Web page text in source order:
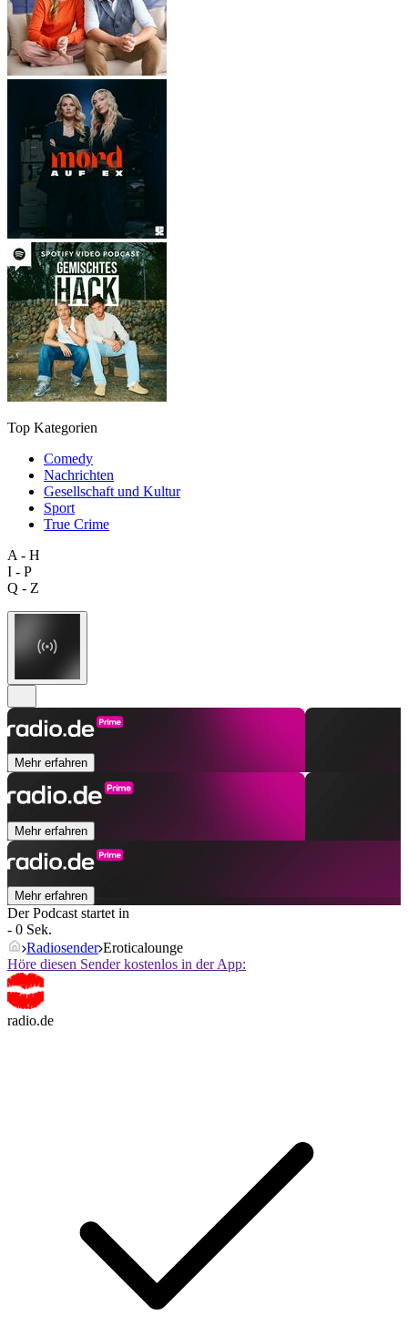
Top Kategorien
Comedy
Nachrichten
Gesellschaft und Kultur
Sport
True Crime
A - H
I - P
Q - Z
Mehr erfahren
Mehr erfahren
Mehr erfahren
Der Podcast startet in
- 0 Sek.
Radiosender Eroticalounge
Höre diesen Sender kostenlos in der App:
radio.de